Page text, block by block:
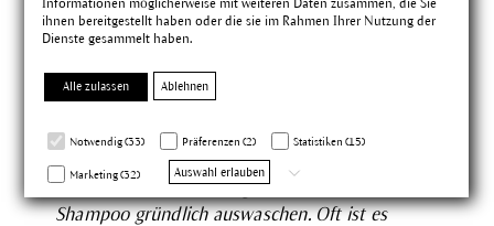
Informationen möglicherweise mit weiteren Daten zusammen, die Sie
ihnen bereitgestellt haben oder die sie im Rahmen Ihrer Nutzung der
Dienste gesammelt haben.
Alle zulassen Ablehnen
Notwendig (33) Präferenzen (2) Statistiken (15)
Marketing (32) Auswahl erlauben
nachhaltig sehr trockene, juckende, schuppige
Maske wird vor der Haarwäsche auf trockener
Kanüle scheitelweise im gesamten
Kopfhautbereich sparsam auftragen und sanft
einmassieren. Nach einigen Minuten mit einem
Shampoo gründlich auswaschen. Oft ist es